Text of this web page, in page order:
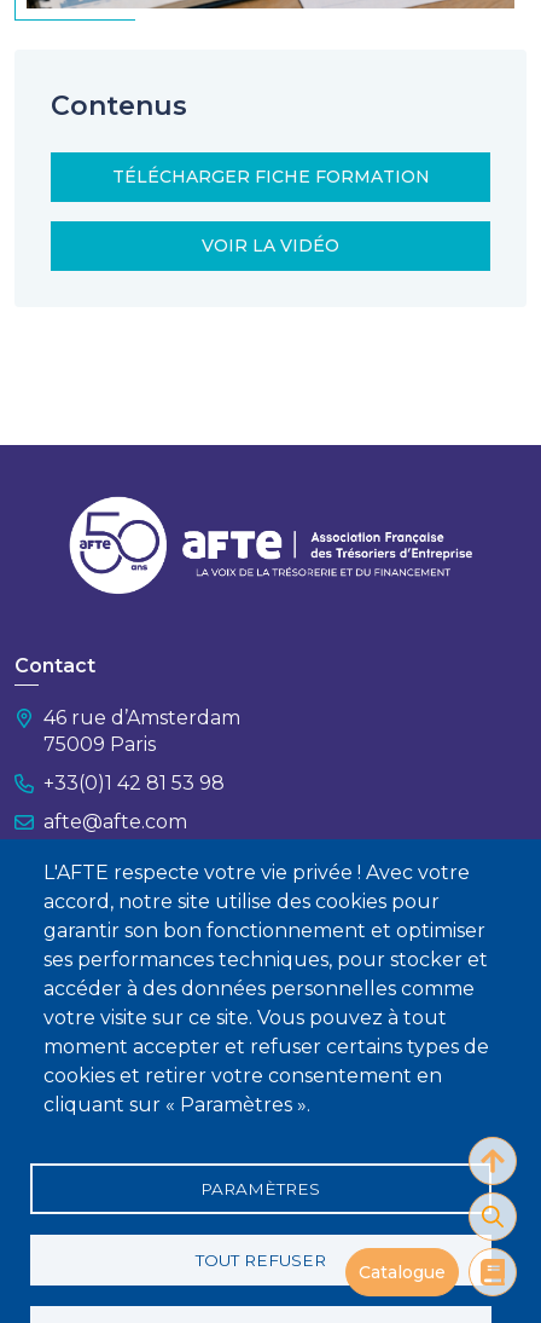
L'AFTE respecte votre vie privée ! Avec votre
accord, notre site utilise des cookies pour
garantir son bon fonctionnement et optimiser
ses performances techniques, pour stocker et
accéder à des données personnelles comme
votre visite sur ce site. Vous pouvez à tout
moment accepter et refuser certains types de
cookies et retirer votre consentement en
cliquant sur « Paramètres ».
PARAMÈTRES
TOUT REFUSER
Contenus
TÉLÉCHARGER FICHE FORMATION
VOIR LA VIDÉO
Catalogue
Contact
46 rue d’Amsterdam
75009 Paris
+33(0)1 42 81 53 98
afte@afte.com
Nous contacter
À propos
Qui sommes-nous ?
Devenir membre
Mentions légales
Conditions générales de vente
Charte éthique